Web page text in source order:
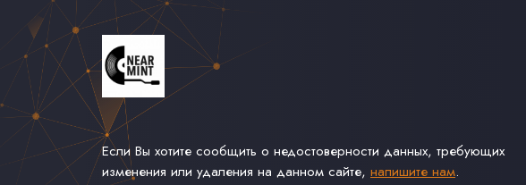
Если Вы хотите сообщить о недостоверности данных, требующих
изменения или удаления на данном сайте, напишите нам.